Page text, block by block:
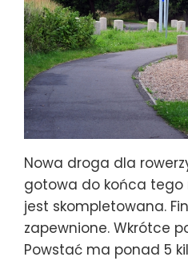
Nowa droga dla
gotowa do końca tego
jest skompletowana.
zapewnione. Wkrótce
Powstać ma ponad 5